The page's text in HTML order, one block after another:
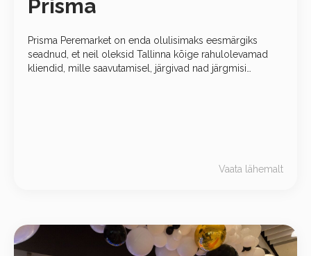
Prisma
Prisma Peremarket on enda olulisimaks eesmärgiks
seadnud, et neil oleksid Tallinna kõige rahulolevamad
kliendid, mille saavutamisel, järgivad nad järgmisi
Vaata lähemalt